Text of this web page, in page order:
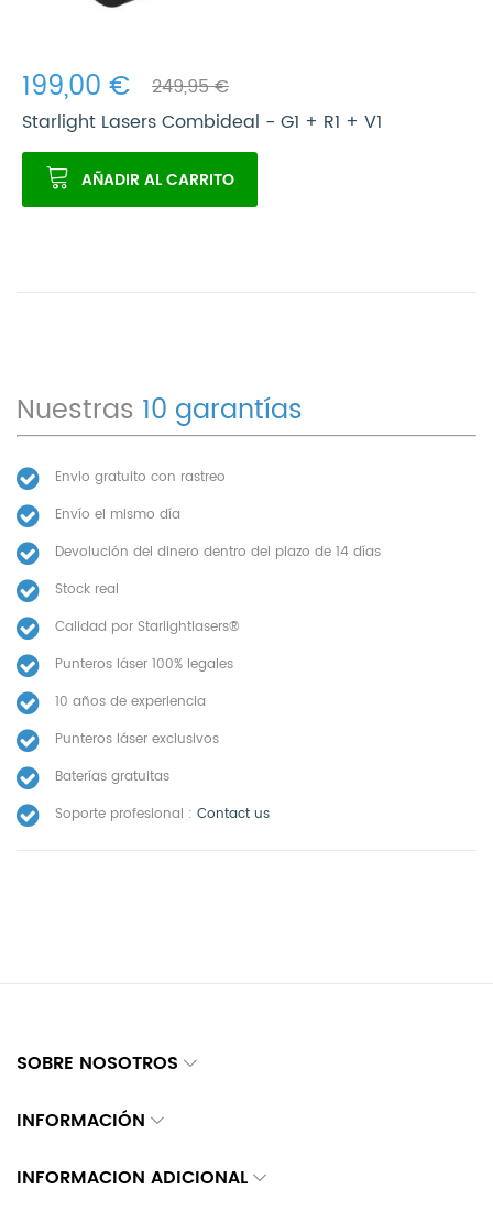
199,00 €
249,95 €
Starlight Lasers Combideal - G1 + R1 + V1
AÑADIR AL CARRITO
Nuestras 10 garantías
Envio gratuito con rastreo
Envío el mismo día
Devolución del dinero dentro del plazo de 14 días
Stock real
Calidad por Starlightlasers®
Punteros láser 100% legales
10 años de experiencia
Punteros láser exclusivos
Baterías gratuitas
Soporte profesional : Contact us
SOBRE NOSOTROS
INFORMACIÓN
INFORMACION ADICIONAL